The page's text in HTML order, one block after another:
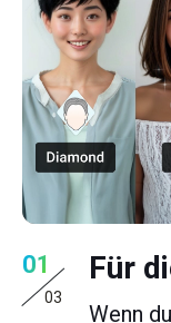
01
03
Für
Wenn